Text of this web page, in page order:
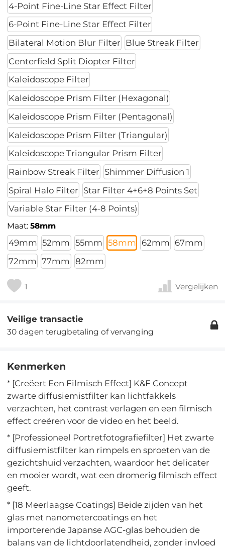
4-Point Fine-Line Star Effect Filter
6-Point Fine-Line Star Effect Filter
Bilateral Motion Blur Filter
Blue Streak Filter
Centerfield Split Diopter Filter
Kaleidoscope Filter
Kaleidoscope Prism Filter (Hexagonal)
Kaleidoscope Prism Filter (Pentagonal)
Kaleidoscope Prism Filter (Triangular)
Kaleidoscope Triangular Prism Filter
Rainbow Streak Filter Shimmer Diffusion 1
Spiral Halo Filter Star Filter 4+6+8 Points Set
Variable Star Filter (4-8 Points)
Maat:58mm
49mm 52mm 55mm 58mm 62mm 67mm
72mm 77mm 82mm
1 Vergelijken
Veilige transactie
30 dagen terugbetaling of vervanging
Kenmerken
* [Creëert Een Filmisch Effect] K&F Concept
zwarte diffusiemistfilter kan lichtfakkels
verzachten, het contrast verlagen en een filmisch
effect creëren voor de video en het beeld.
* [Professioneel Portretfotografiefilter] Het zwarte
diffusiemistfilter kan rimpels en sproeten van de
gezichtshuid verzachten, waardoor het delicater
en mooier wordt, wat een dromerig filmisch effect
geeft.
* [18 Meerlaagse Coatings] Beide zijden van het
glas met nanometercoatings en het
importerende Japanse AGC-glas behouden de
balans van de lichtdoorlatendheid, zonder invloed